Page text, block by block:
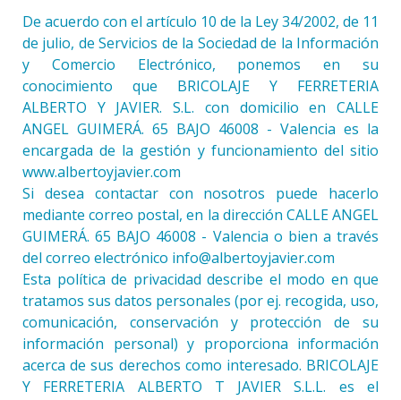
De acuerdo con el artículo 10 de la Ley 34/2002, de 11
de julio, de Servicios de la Sociedad de la Información
y Comercio Electrónico, ponemos en su
conocimiento que BRICOLAJE Y FERRETERIA
ALBERTO Y JAVIER. S.L. con domicilio en CALLE
ANGEL GUIMERÁ. 65 BAJO 46008 - Valencia es la
encargada de la gestión y funcionamiento del sitio
www.albertoyjavier.com
Si desea contactar con nosotros puede hacerlo
mediante correo postal, en la dirección CALLE ANGEL
GUIMERÁ. 65 BAJO 46008 - Valencia o bien a través
del correo electrónico info@albertoyjavier.com
Esta política de privacidad describe el modo en que
tratamos sus datos personales (por ej. recogida, uso,
comunicación, conservación y protección de su
información personal) y proporciona información
acerca de sus derechos como interesado. BRICOLAJE
Y FERRETERIA ALBERTO T JAVIER S.L.L. es el